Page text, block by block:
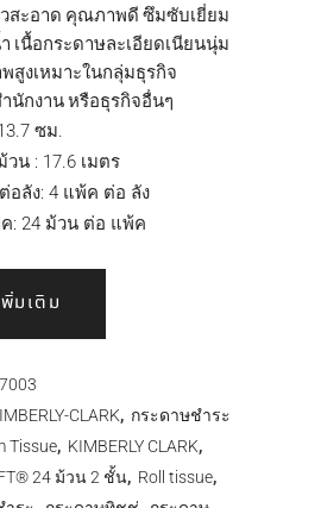
สะอาด คุณภาพดี ซึมซับเยี่ยม
เนื้อกระดาษละเอียดเนียนนุ่ม
งเหมาะในกลุ่มธุรกิจ
นักงาน หรือธุรกิจอื่นๆ
ซม.
น : 17.6 เมตร
อลัง: 4 แพ้ค ต่อ ลัง
: 24 ม้วน ต่อ แพ้ค
มเติม
CLARK, กระดาษชำระ
Tissue, KIMBERLY CLARK,
24 ม้วน 2 ชั้น, Roll tissue,